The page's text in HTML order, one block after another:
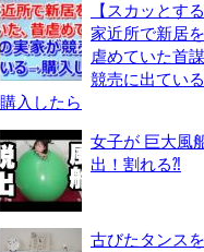
【スカッとす
家近所で新居
虐めていた首
競売に出てい
購入したら
女子が 巨大風
出！割れる⁈
古びたタンス